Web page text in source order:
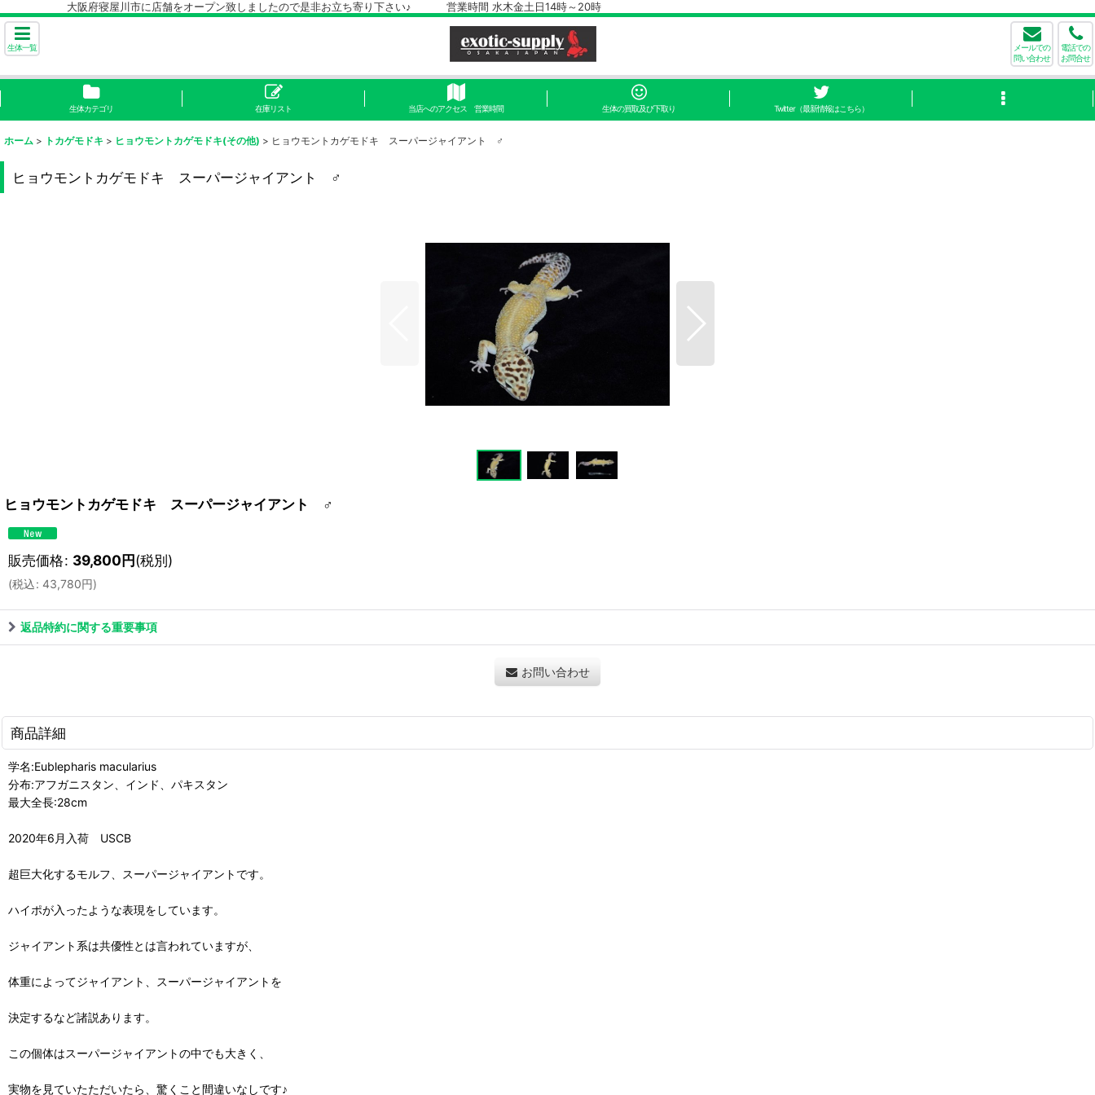
大阪府寝屋川市に店舗をオープン致しましたので是非お立ち寄り下さい♪ 営業時間 水木金土日14時～20時
生体一覧
メールでの
問い合わせ
電話での
お問合せ
生体カテゴリ 在庫リスト 当店へのアクセス 営業時間 生体の買取及び下取り Twitter（最新情報はこちら）
ホーム > トカゲモドキ > ヒョウモントカゲモドキ(その他) > ヒョウモントカゲモドキ スーパージャイアント ♂
ヒョウモントカゲモドキ スーパージャイアント ♂
ヒョウモントカゲモドキ スーパージャイアント ♂
販売価格: 39,800円(税別)
(税込: 43,780円)
返品特約に関する重要事項
お問い合わせ
商品詳細
学名:Eublepharis macularius
分布:アフガニスタン、インド、パキスタン
最大全長:28cm
2020年6月入荷 USCB
超巨大化するモルフ、スーパージャイアントです。
ハイポが入ったような表現をしています。
ジャイアント系は共優性とは言われていますが、
体重によってジャイアント、スーパージャイアントを
決定するなど諸説あります。
この個体はスーパージャイアントの中でも大きく、
実物を見ていたただいたら、驚くこと間違いなしです♪